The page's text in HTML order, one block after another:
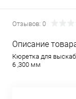
Отзывов: 0
Описание
Кюретка для
6 ,300 мм